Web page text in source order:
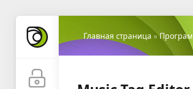
Главная страница »